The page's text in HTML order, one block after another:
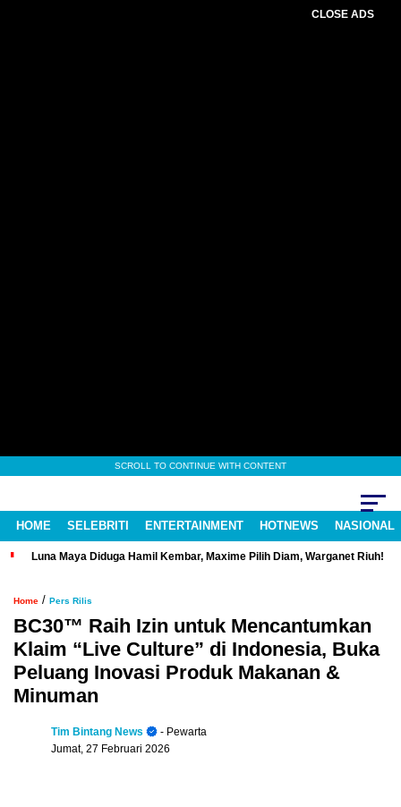
CLOSE ADS
SCROLL TO CONTINUE WITH CONTENT
HOME SELEBRITI ENTERTAINMENT HOTNEWS NASIONAL
Luna Maya Diduga Hamil Kembar, Maxime Pilih Diam, Warganet Riuh!
Home / Pers Rilis
BC30™ Raih Izin untuk Mencantumkan
Klaim “Live Culture” di Indonesia, Buka
Peluang Inovasi Produk Makanan &
Minuman
Tim Bintang News
- Pewarta
Jumat, 27 Februari 2026